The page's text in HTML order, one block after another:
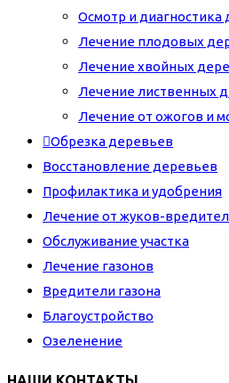
Осмотр и диагностика
Лечение плодовых
Лечение хвойных
Лечение лиственных
Лечение от ожогов и
Обрезка деревьев
Восстановление деревьев
Профилактика и удобрения
Лечение от жуков-
Обслуживание участка
Лечение газонов
Вредители газона
Благоустройство
Озеленение